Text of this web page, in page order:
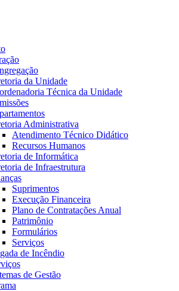
da Unidade
Técnica da Unidade
Administrativa
Atendimento Técnico Didático
Recursos Humanos
de Informática
de Infraestrutura
Suprimentos
Execução Financeira
Plano de Contratações Anual
Patrimônio
Formulários
Serviços
de Incêndio
de Gestão